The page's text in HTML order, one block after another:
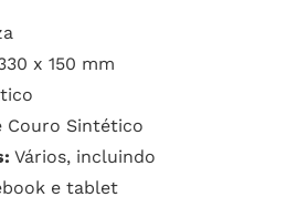
x 150 mm
Couro Sintético
Vários, incluindo
e tablet